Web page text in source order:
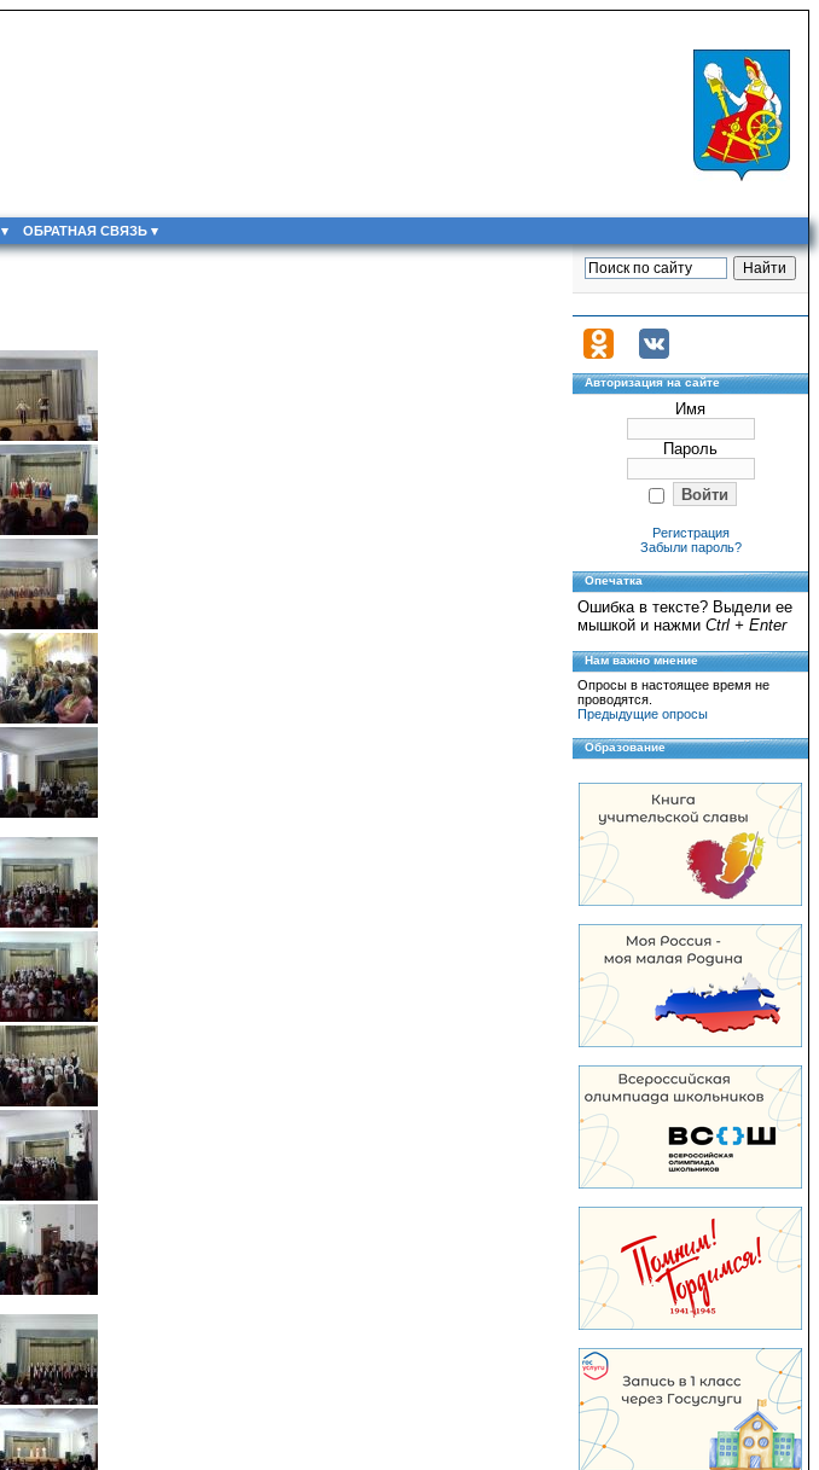
ОБРАТНАЯ СВЯЗЬ
Авторизация на сайте
Имя
Пароль
Регистрация
Забыли пароль?
Опечатка
Ошибка в тексте? Выдели ее
мышкой и нажми Ctrl + Enter
Нам важно мнение
Опросы в настоящее время не
проводятся.
Предыдущие опросы
Образование